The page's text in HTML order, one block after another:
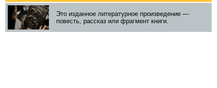
Это изданное литературное произведение —
повесть, рассказ или фрагмент книги.